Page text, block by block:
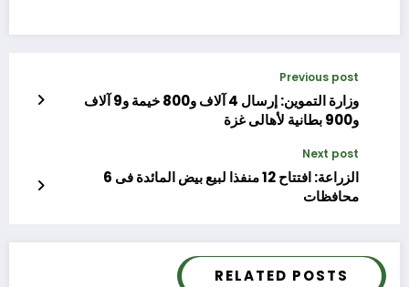
Previous post
وزارة التموين: إرسال 4 آلاف و800 خيمة و9 آلاف
و900 بطانية لأهالى غزة
Next post
الزراعة: افتتاح 12 منفذا لبيع بيض المائدة فى 6
محافظات
RELATED POSTS